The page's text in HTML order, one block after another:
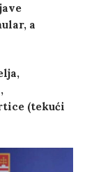
a
(tekući